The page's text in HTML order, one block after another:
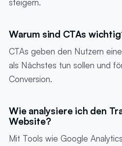
Warum sind CTAs
CTAs geben den Nutzern
als Nächstes tun sollen und
Conversion.
Wie analysiere ich den
Website?
Mit Tools wie Google